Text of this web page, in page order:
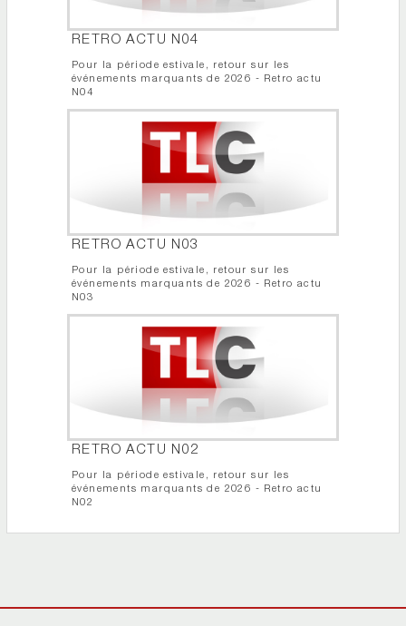
RETRO ACTU N04
Pour la période estivale, retour sur les
événements marquants de 2026 - Retro actu
N04
RETRO ACTU N03
Pour la période estivale, retour sur les
événements marquants de 2026 - Retro actu
N03
RETRO ACTU N02
Pour la période estivale, retour sur les
événements marquants de 2026 - Retro actu
N02